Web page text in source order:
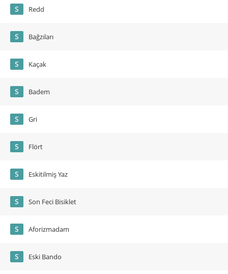
S Redd
S Bağzıları
S Kaçak
S Badem
S Gri
S Flört
S Eskitilmiş Yaz
S Son Feci Bisiklet
S Aforizmadam
S Eski Bando